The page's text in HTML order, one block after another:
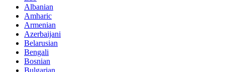
Albanian
Amharic
Armenian
Azerbaijani
Belarusian
Bengali
Bosnian